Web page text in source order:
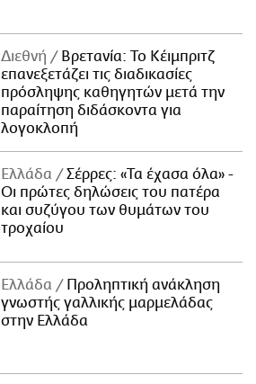
Διεθνή
Βρετανία: Το Κέιμπριτζ
επανεξετάζει τις διαδικασίες
πρόσληψης καθηγητών μετά την
παραίτηση διδάσκοντα για
λογοκλοπή
Ελλάδα
Σέρρες: «Τα έχασα όλα» -
Οι πρώτες δηλώσεις του πατέρα
και συζύγου των θυμάτων του
τροχαίου
Ελλάδα
Προληπτική ανάκληση
γνωστής γαλλικής μαρμελάδας
στην Ελλάδα